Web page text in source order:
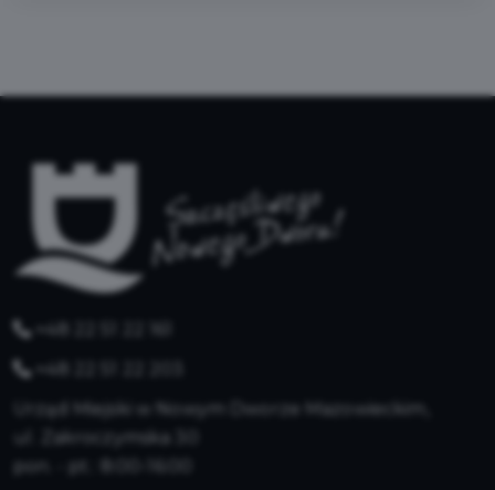
+48 22 51 22 161
+48 22 51 22 203
Urząd Miejski w Nowym Dworze Mazowieckim,